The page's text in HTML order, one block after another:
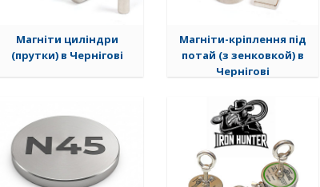
Магніти циліндри
(прутки) в Чернігові
Магніти-кріплення під
потай (з зенковкой) в
Чернігові